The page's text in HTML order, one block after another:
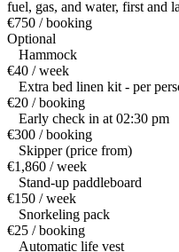
fuel, gas, and water, first and
€750 / booking
Optional
Hammock
€40 / week
Extra bed linen kit - per
€20 / booking
Early check in at 02:30 pm
€300 / booking
Skipper (price from)
€1,860 / week
Stand-up paddleboard
€150 / week
Snorkeling pack
€25 / booking
Automatic life vest